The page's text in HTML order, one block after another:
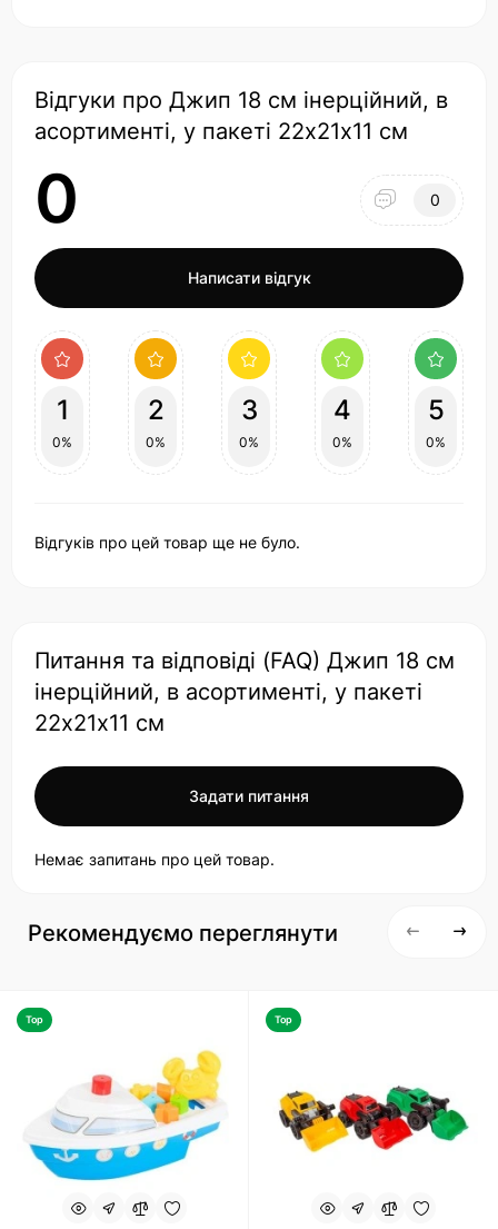
Відгуки про Джип 18 см інерційний, в
асортименті, у пакеті 22х21х11 см
0 0
Написати відгук
1
0%
2
0%
3
0%
4
0%
5
0%
Відгуків про цей товар ще не було.
Питання та відповіді (FAQ) Джип 18 см
інерційний, в асортименті, у пакеті
22х21х11 см
Задати питання
Немає запитань про цей товар.
Рекомендуємо переглянути
Top Top